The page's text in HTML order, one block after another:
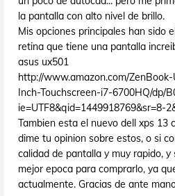
la pantalla con alto nivel de brillo.
Mis opciones principales han sido
retina que tiene una pantalla
asus ux501
http://www.amazon.com/
Inch-Touchscreen-i7-6700HQ/dp/
ie=UTF8&qid=1449918769&sr=8-
Tambien esta el nuevo dell xps 13
dime tu opinion sobre estos, o si
calidad de pantalla y muy rapido,
mejor epoca para comprarlo, ya
actualmente. Gracias de ante